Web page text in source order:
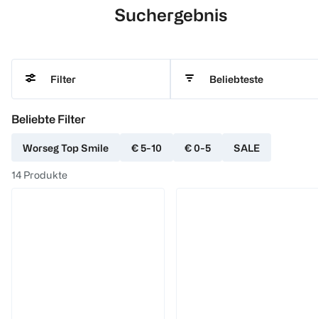
Suchergebnis
Filter Beliebteste
Beliebte Filter
Worseg Top Smile € 5-10 € 0-5 SALE
14 Produkte